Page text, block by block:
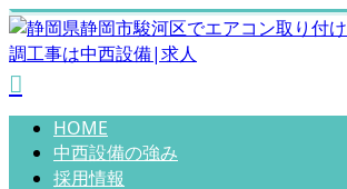
HOME
中西設備の強み
採用情報